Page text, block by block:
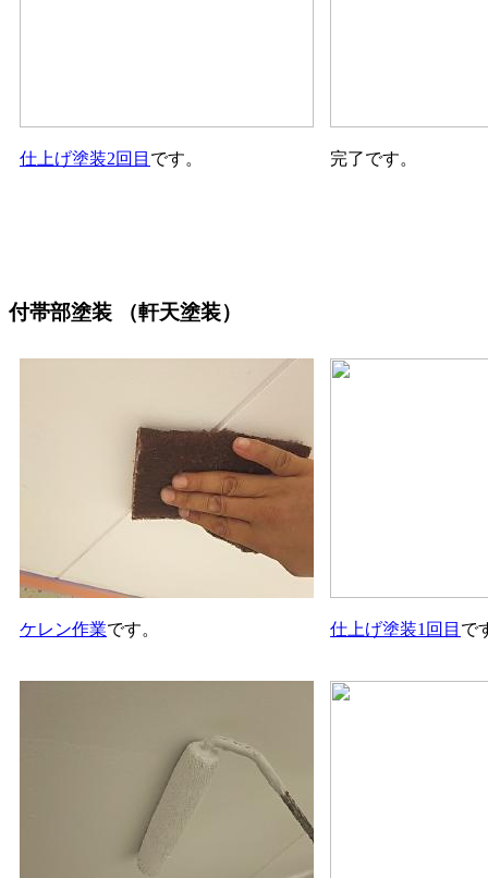
仕上げ塗装2回目 です。 完了です。
付帯部塗装 （軒天塗装）
ケレン作業です。 仕上げ塗装1回目 で